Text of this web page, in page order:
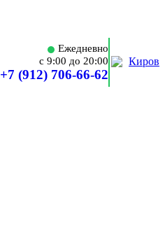
Ежедневно
c 9:00 до 20:00
+7 (912) 706-66-62
Киров